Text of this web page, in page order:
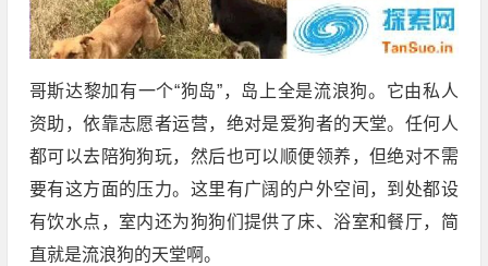
哥斯达黎加有一个“狗岛”，岛上全是流浪狗。它由私人
资助，依靠志愿者运营，绝对是爱狗者的天堂。任何人
都可以去陪狗狗玩，然后也可以顺便领养，但绝对不需
要有这方面的压力。这里有广阔的户外空间，到处都设
有饮水点，室内还为狗狗们提供了床、浴室和餐厅，简
直就是流浪狗的天堂啊。